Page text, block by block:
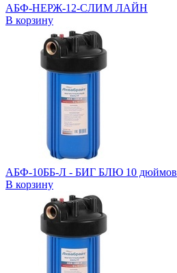
АБФ-НЕРЖ-12-СЛИМ ЛАЙН
В корзину
АБФ-10ББ-Л - БИГ БЛЮ 10 дюймов
В корзину